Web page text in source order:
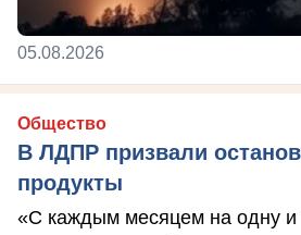
05.08.2026
Общество
В ЛДПР призвали
продукты
«С каждым месяцем на одну и